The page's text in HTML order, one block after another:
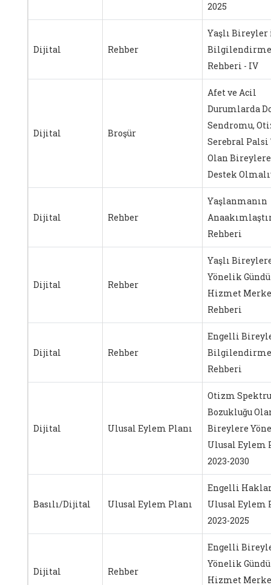
2025
Dijital Rehber
Yaşlı
Bilgilendirme
Rehberi - IV
Dijital Broşür
Afet ve Acil
Durumlarda
Sendromu,
Serebral Palsi
Olan
Destek
Dijital Rehber
Yaşlanmanın
Rehberi
Dijital Rehber
Yaşlı
Yönelik
Hizmet
Rehberi
Dijital Rehber
Engelli
Bilgilendirme
Rehberi
Dijital Ulusal Eylem Planı
Otizm
Bozukluğu
Bireylere
Ulusal Eylem
2023-2030
Basılı/Dijital Ulusal Eylem Planı
Engelli
Ulusal Eylem
2023-2025
Dijital Rehber
Engelli
Yönelik
Hizmet